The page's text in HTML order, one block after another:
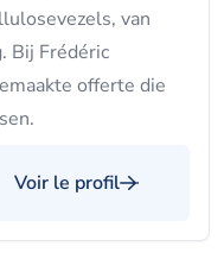
van
Bij Frédéric
offerte die
Voir le profil